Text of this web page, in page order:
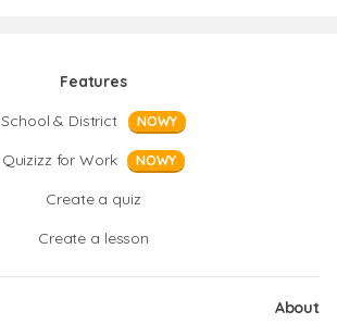
Features
School & District
NOWY
Quizizz for Work NOWY
Create a quiz
Create a lesson
About